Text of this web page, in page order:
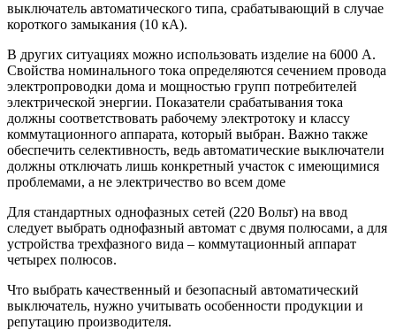
выключатель автоматического типа, срабатывающий в случае
короткого замыкания (10 кА).
В других ситуациях можно использовать изделие на 6000 А.
Свойства номинального тока определяются сечением провода
электропроводки дома и мощностью групп потребителей
электрической энергии. Показатели срабатывания тока
должны соответствовать рабочему электротоку и классу
коммутационного аппарата, который выбран. Важно также
обеспечить селективность, ведь автоматические выключатели
должны отключать лишь конкретный участок с имеющимися
проблемами, а не электричество во всем доме
Для стандартных однофазных сетей (220 Вольт) на ввод
следует выбрать однофазный автомат с двумя полюсами, а для
устройства трехфазного вида – коммутационный аппарат
четырех полюсов.
Что выбрать качественный и безопасный автоматический
выключатель, нужно учитывать особенности продукции и
репутацию производителя.